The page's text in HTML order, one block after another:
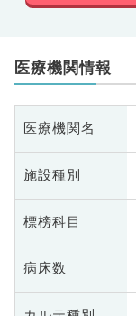
医療機関情報
医療機関名
施設種別
標榜科目
病床数